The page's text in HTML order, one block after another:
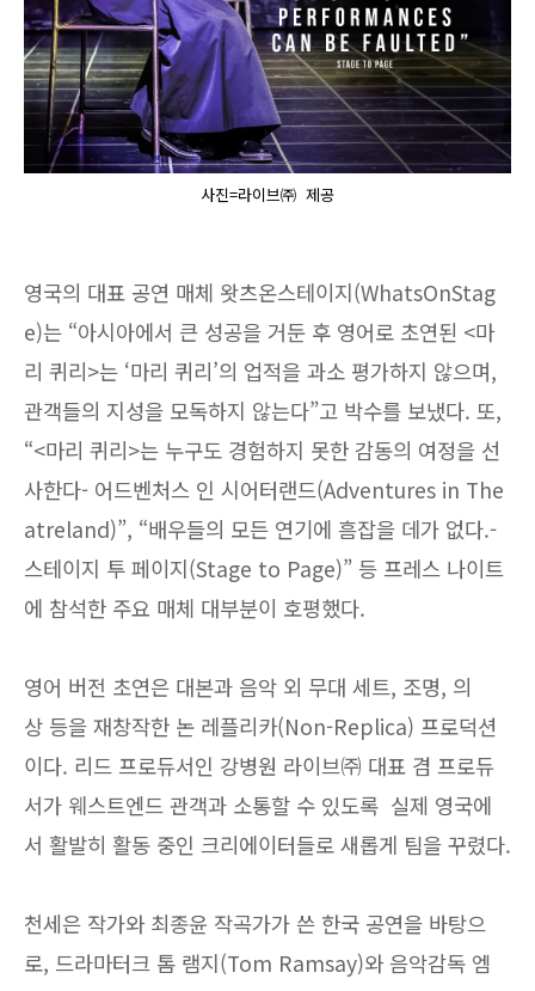
사진=라이브㈜ 제공
영국의 대표 공연 매체 왓츠온스테이지(WhatsOnStag
e)는 “아시아에서 큰 성공을 거둔 후 영어로 초연된 <마
리 퀴리>는 ‘마리 퀴리’의 업적을 과소 평가하지 않으며,
관객들의 지성을 모독하지 않는다”고 박수를 보냈다. 또,
“<마리 퀴리>는 누구도 경험하지 못한 감동의 여정을 선
사한다- 어드벤처스 인 시어터랜드(Adventures in The
atreland)”, “배우들의 모든 연기에 흠잡을 데가 없다.-
스테이지 투 페이지(Stage to Page)” 등 프레스 나이트
에 참석한 주요 매체 대부분이 호평했다.
영어 버전 초연은 대본과 음악 외 무대 세트, 조명, 의
상 등을 재창작한 논 레플리카(Non-Replica) 프로덕션
이다. 리드 프로듀서인 강병원 라이브㈜ 대표 겸 프로듀
서가 웨스트엔드 관객과 소통할 수 있도록 실제 영국에
서 활발히 활동 중인 크리에이터들로 새롭게 팀을 꾸렸다.
천세은 작가와 최종윤 작곡가가 쓴 한국 공연을 바탕으
로, 드라마터크 톰 램지(Tom Ramsay)와 음악감독 엠